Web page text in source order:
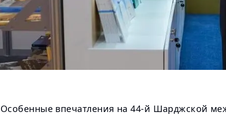
Особенные впечатления на 44-й Шарджской